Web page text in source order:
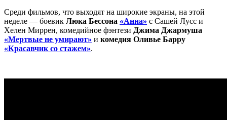
Среди фильмов, что выходят на широкие экраны, на этой
неделе — боевик Люка Бессона «Анна» с Сашей Лусс и
Хелен Миррен, комедийное фэнтези Джима Джармуша
«Мертвые не умирают» и комедия Оливье Барру
«Красавчик со стажем».